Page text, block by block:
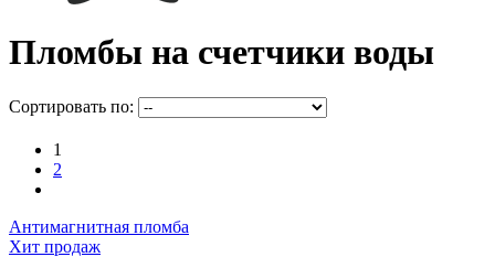
Пломбы на счетчики воды
Сортировать по:
1
2
Антимагнитная пломба
Хит продаж